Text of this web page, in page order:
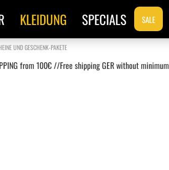
KLEIDUNG SPECIALS SALE
UND GESCHENK-PAKETE
from 100€ //Free shipping GER without minimum